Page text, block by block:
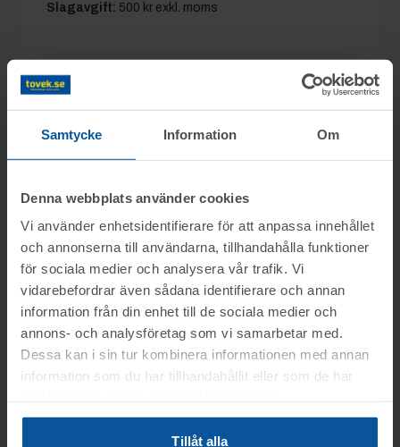
Samtycke Information Om
Denna webbplats använder cookies
Vi använder enhetsidentifierare för att anpassa innehållet
och annonserna till användarna, tillhandahålla funktioner
för sociala medier och analysera vår trafik. Vi
vidarebefordrar även sådana identifierare och annan
information från din enhet till de sociala medier och
annons- och analysföretag som vi samarbetar med.
Dessa kan i sin tur kombinera informationen med annan
information som du har tillhandahållit eller som de har
Tillåt alla
Slagavgift: 500 kr exkl. moms
Objektet säljes i befintligt skick.
objektet vid angiven tid för visning.
OBS! Lagda bud kan inte tas bort!
Vid konkursutförsäljning gäller inte
konsumentköplagen (ex. ångerrätt). Se mer
info i registreringsavtalet.
Martin tel.nr: 0346-48771
Du kan alltid kontakta oss på 0346-48770 för
generella frågor om auktioner och rop.
Hallsberg
Tisdagen den 18 aug. mellan kl. 11:00-
12:00
aug. kl. 12.00
Betalning
Betalningen skall vara Toveks Auktioner AB
tillhandaSENAST 2026-08-21.
Avhämtning
Hallsberg